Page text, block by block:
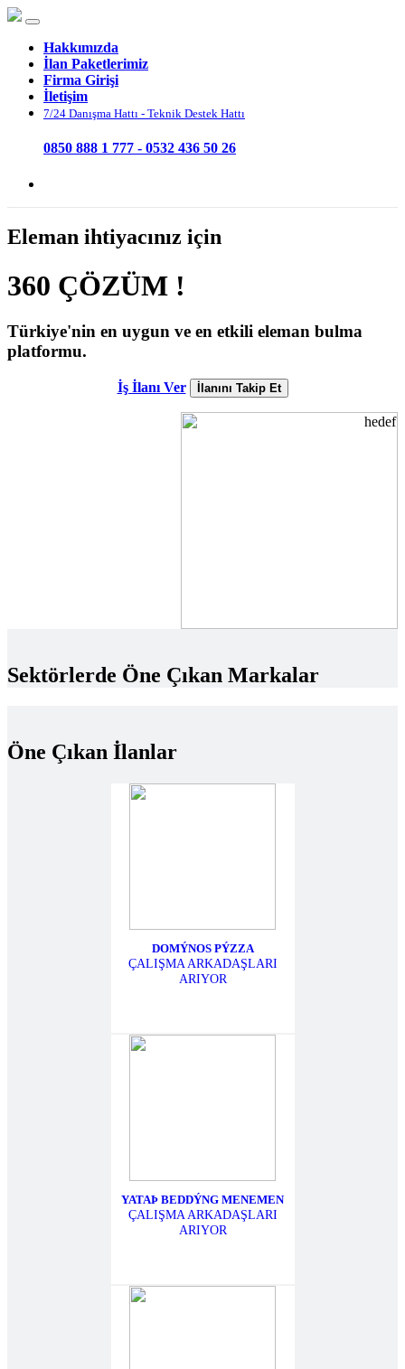
Hakkımızda
İlan Paketlerimiz
Firma Girişi
İletişim
7/24 Danışma Hattı - Teknik Destek Hattı
0850 888 1 777 - 0532 436 50 26
Eleman ihtiyacınız için
360 ÇÖZÜM !
Türkiye'nin en uygun ve en etkili eleman bulma
platformu.
İş İlanı Ver
Sektörlerde Öne Çıkan Markalar
Öne Çıkan İlanlar
DOMÝNOS PÝZZA
ÇALIŞMA ARKADAŞLARI
ARIYOR
YATAÞ BEDDÝNG MENEMEN
ÇALIŞMA ARKADAŞLARI
ARIYOR